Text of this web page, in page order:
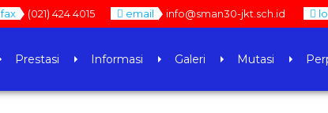
fax (021) 424 4015 email info@sman30-jkt.sch.id
Prestasi Informasi Galeri Mutasi